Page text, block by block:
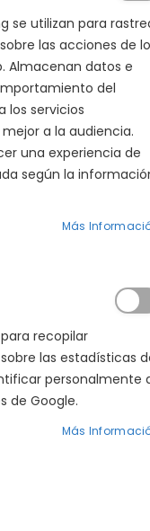
se utilizan para
las acciones de
Almacenan datos e
del
los servicios
a la audiencia.
una experiencia de
según la
Más
recopilar
las estadísticas
personalmente
de Google.
Más